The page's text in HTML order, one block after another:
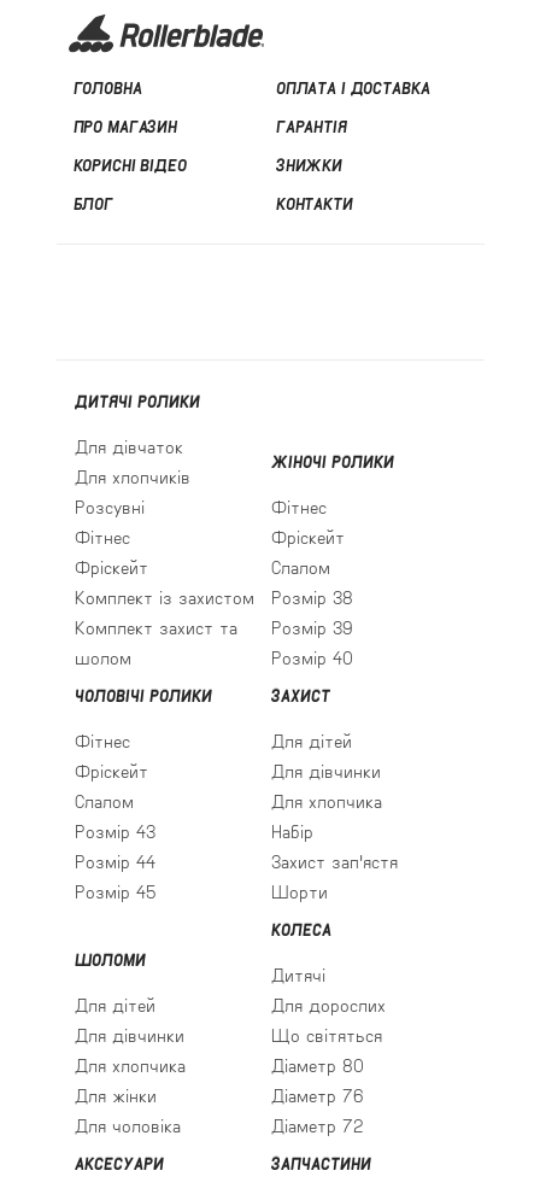
ГОЛОВНА
ПРО МАГАЗИН
КОРИСНІ ВІДЕО
БЛОГ
ОПЛАТА І ДОСТАВКА
ГАРАНТІЯ
ЗНИЖКИ
КОНТАКТИ
ДИТЯЧІ РОЛИКИ
Для дівчаток
Для хлопчиків
Розсувні
Фітнес
Фріскейт
Комплект із захистом
Комплект захист та
шолом
ЖІНОЧІ РОЛИКИ
Фітнес
Фріскейт
Слалом
Розмір 38
Розмір 39
Розмір 40
ЧОЛОВІЧІ РОЛИКИ
Фітнес
Фріскейт
Слалом
Розмір 43
Розмір 44
Розмір 45
ЗАХИСТ
Для дітей
Для дівчинки
Для хлопчика
Набір
Захист зап'ястя
Шорти
ШОЛОМИ
Для дітей
Для дівчинки
Для хлопчика
Для жінки
Для чоловіка
КОЛЕСА
Дитячі
Для дорослих
Що світяться
Діаметр 80
Діаметр 76
Діаметр 72
АКСЕСУАРИ ЗАПЧАСТИНИ